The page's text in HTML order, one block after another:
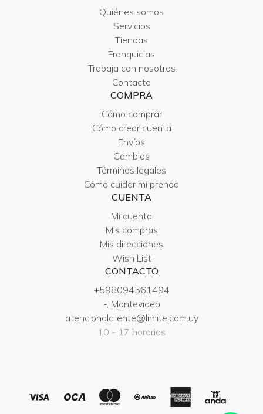
Quiénes somos
Servicios
Tiendas
Franquicias
Trabaja con nosotros
Contacto
COMPRA
Cómo comprar
Cómo crear cuenta
Envíos
Cambios
Términos legales
Cómo cuidar mi prenda
CUENTA
Mi cuenta
Mis compras
Mis direcciones
Wish List
CONTACTO
+598094561494
-, Montevideo
atencionalcliente@limite.com.uy
10 - 17 horarios